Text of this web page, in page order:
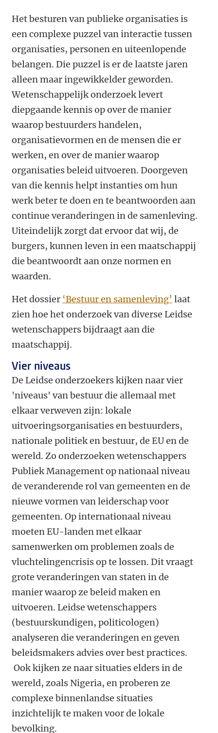
Het besturen van publieke organisaties is
een complexe puzzel van interactie tussen
organisaties, personen en uiteenlopende
belangen. Die puzzel is er de laatste jaren
alleen maar ingewikkelder geworden.
Wetenschappelijk onderzoek levert
diepgaande kennis op over de manier
waarop bestuurders handelen,
organisatievormen en de mensen die er
werken, en over de manier waarop
organisaties beleid uitvoeren. Doorgeven
van die kennis helpt instanties om hun
werk beter te doen en te beantwoorden aan
continue veranderingen in de samenleving.
Uiteindelijk zorgt dat ervoor dat wij, de
burgers, kunnen leven in een maatschappij
die beantwoordt aan onze normen en
waarden.
Het dossier ‘Bestuur en samenleving’ laat
zien hoe het onderzoek van diverse Leidse
wetenschappers bijdraagt aan die
maatschappij.
Vier niveaus
De Leidse onderzoekers kijken naar vier
'niveaus' van bestuur die allemaal met
elkaar verweven zijn: lokale
uitvoeringsorganisaties en bestuurders,
nationale politiek en bestuur, de EU en de
wereld. Zo onderzoeken wetenschappers
Publiek Management op nationaal niveau
de veranderende rol van gemeenten en de
nieuwe vormen van leiderschap voor
gemeenten. Op internationaal niveau
moeten EU-landen met elkaar
samenwerken om problemen zoals de
vluchtelingencrisis op te lossen. Dit vraagt
grote veranderingen van staten in de
manier waarop ze beleid maken en
uitvoeren. Leidse wetenschappers
(bestuurskundigen, politicologen)
analyseren die veranderingen en geven
beleidsmakers advies over best practices.
Ook kijken ze naar situaties elders in de
wereld, zoals Nigeria, en proberen ze
complexe binnenlandse situaties
inzichtelijk te maken voor de lokale
bevolking.